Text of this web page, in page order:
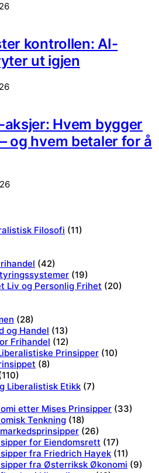
kontrollen: AI-
ut igjen
aksjer: Hvem bygger
og hvem betaler for å
Filosofi (11)
(42)
(19)
Liv og Personlig Frihet (20)
(28)
og Handel (13)
Frihandel (12)
Prinsipper (10)
(8)
Liberalistisk Etikk (7)
etter Mises Prinsipper (33)
Tenkning (18)
(26)
for Eiendomsrett (17)
fra Friedrich Hayek (11)
fra Østerriksk Økonomi (9)